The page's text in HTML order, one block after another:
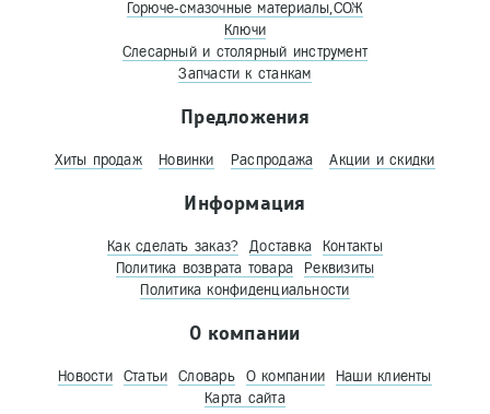
Горюче-смазочные материалы,СОЖ
Ключи
Слесарный и столярный инструмент
Запчасти к станкам
Предложения
Хиты продаж Новинки Распродажа Акции и скидки
Информация
Как сделать заказ? Доставка
Контакты
Политика возврата товара
Реквизиты
Политика конфиденциальности
О компании
Новости Статьи Словарь О компании
Наши клиенты
Карта сайта